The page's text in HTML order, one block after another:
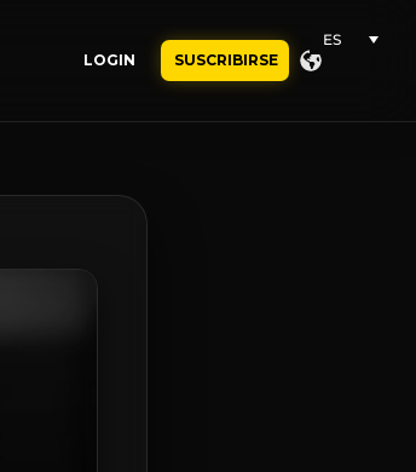
LOGIN SUSCRIBIRSE
ES